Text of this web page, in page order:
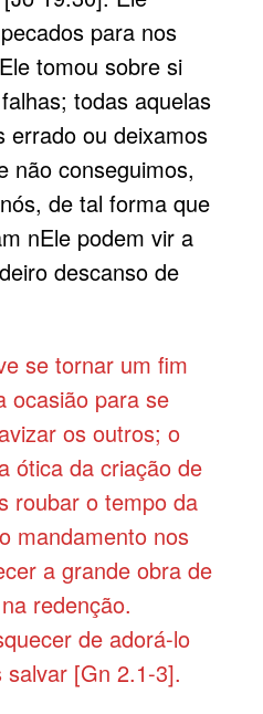
para nos
tomou sobre si
todas aquelas
errado ou deixamos
não conseguimos,
de tal forma que
nEle podem vir a
descanso de
se tornar um fim
ocasião para se
os outros; o
ótica da criação de
roubar o tempo da
mandamento nos
a grande obra de
redenção.
de adorá-lo
[Gn 2.1-3].